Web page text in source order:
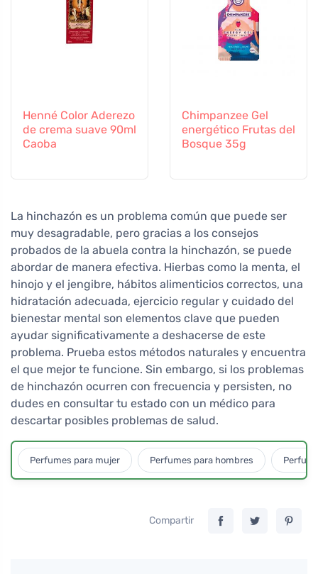
Henné Color Aderezo
de crema suave 90ml
Caoba
Chimpanzee Gel
energético Frutas del
Bosque 35g
La hinchazón es un problema común que puede ser
muy desagradable, pero gracias a los consejos
probados de la abuela contra la hinchazón, se puede
abordar de manera efectiva. Hierbas como la menta, el
hinojo y el jengibre, hábitos alimenticios correctos, una
hidratación adecuada, ejercicio regular y cuidado del
bienestar mental son elementos clave que pueden
ayudar significativamente a deshacerse de este
problema. Prueba estos métodos naturales y encuentra
el que mejor te funcione. Sin embargo, si los problemas
de hinchazón ocurren con frecuencia y persisten, no
dudes en consultar tu estado con un médico para
descartar posibles problemas de salud.
Perfumes para mujer Perfumes para hombres
Compartir